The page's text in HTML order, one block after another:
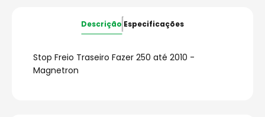
Descrição Especificações
Stop Freio Traseiro Fazer 250 até 2010 -
Magnetron